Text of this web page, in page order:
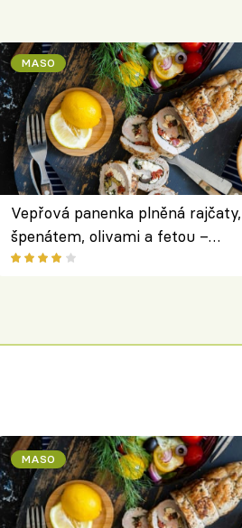
MASO
Vepřová panenka plněná rajčaty,
špenátem, olivami a fetou –
perfektní středomořský recept na
MASO